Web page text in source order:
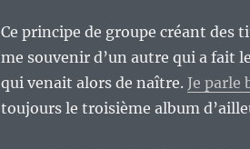
Ce principe de groupe créant des
me souvenir d’un autre qui a fait
qui venait alors de naître. Je parle
toujours le troisième album